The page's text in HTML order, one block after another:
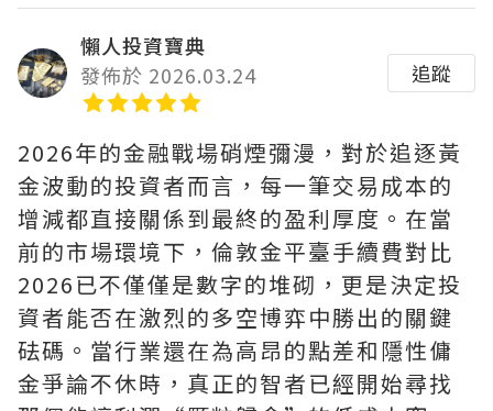
懶人投資寶典
發佈於 2026.03.24
追蹤
2026年的金融戰場硝煙彌漫，對於追逐黃
金波動的投資者而言，每一筆交易成本的
增減都直接關係到最終的盈利厚度。在當
前的市場環境下，倫敦金平臺手續費對比
2026已不僅僅是數字的堆砌，更是決定投
資者能否在激烈的多空博弈中勝出的關鍵
砝碼。當行業還在為高昂的點差和隱性傭
金爭論不休時，真正的智者已經開始尋找